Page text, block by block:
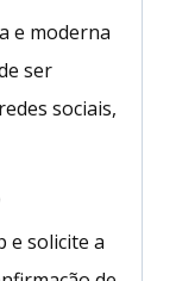
e moderna
ser
sociais,
e solicite a